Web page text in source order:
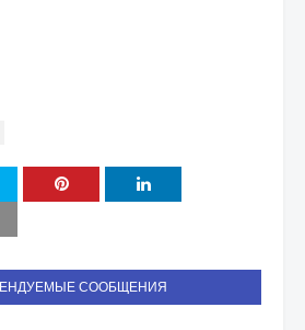
СООБЩЕНИЯ